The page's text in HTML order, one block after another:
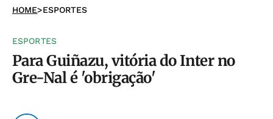
HOME>ESPORTES
ESPORTES
Para Guiñazu, vitória do Inter no
Gre-Nal é 'obrigação'